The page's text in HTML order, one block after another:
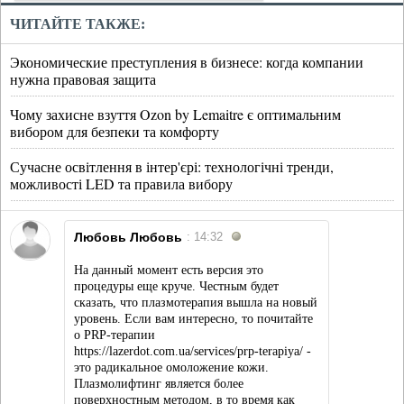
ЧИТАЙТЕ ТАКЖЕ:
Экономические преступления в бизнесе: когда компании
нужна правовая защита
Чому захисне взуття Ozon by Lemaitre є оптимальним
вибором для безпеки та комфорту
Сучасне освітлення в інтер'єрі: технологічні тренди,
можливості LED та правила вибору
Любовь Любовь : 14:32
На данный момент есть версия это
процедуры еще круче. Честным будет
сказать, что плазмотерапия вышла на новый
уровень. Если вам интересно, то почитайте
о PRP-терапии
https://lazerdot.com.ua/services/prp-terapiya/ -
это радикальное омоложение кожи.
Плазмолифтинг является более
поверхностным методом, в то время как